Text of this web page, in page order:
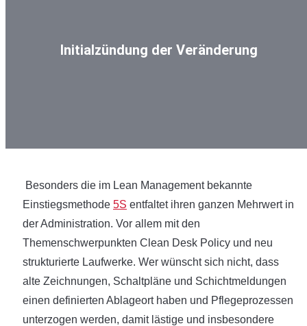
Initialzündung der Veränderung
Besonders die im Lean Management bekannte
Einstiegsmethode 5S entfaltet ihren ganzen Mehrwert in
der Administration. Vor allem mit den
Themenschwerpunkten Clean Desk Policy und neu
strukturierte Laufwerke. Wer wünscht sich nicht, dass
alte Zeichnungen, Schaltpläne und Schichtmeldungen
einen definierten Ablageort haben und Pflegeprozessen
unterzogen werden, damit lästige und insbesondere